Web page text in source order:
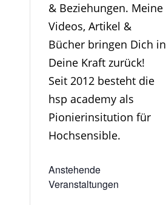
& Beziehungen. Meine
Videos, Artikel &
Bücher bringen Dich in
Deine Kraft zurück!
Seit 2012 besteht die
hsp academy als
Pionierinsitution für
Hochsensible.
Anstehende
Veranstaltungen